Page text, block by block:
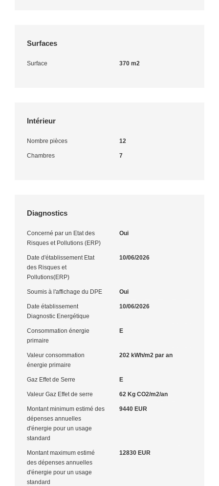
Surfaces
Surface 370 m2
Intérieur
Nombre pièces 12
Chambres 7
Diagnostics
Concerné par un Etat des
Risques et Pollutions (ERP)
Oui
Date d'établissement Etat
des Risques et
Pollutions(ERP)
10/06/2026
Soumis à l'affichage du DPE Oui
Date établissement
Diagnostic Energétique
10/06/2026
Consommation énergie
primaire
E
Valeur consommation
énergie primaire
202 kWh/m2 par an
Gaz Effet de Serre E
Valeur Gaz Effet de serre 62 Kg CO2/m2/an
Montant minimum estimé des
dépenses annuelles
d'énergie pour un usage
standard
9440 EUR
Montant maximum estimé
des dépenses annuelles
d'énergie pour un usage
standard
12830 EUR